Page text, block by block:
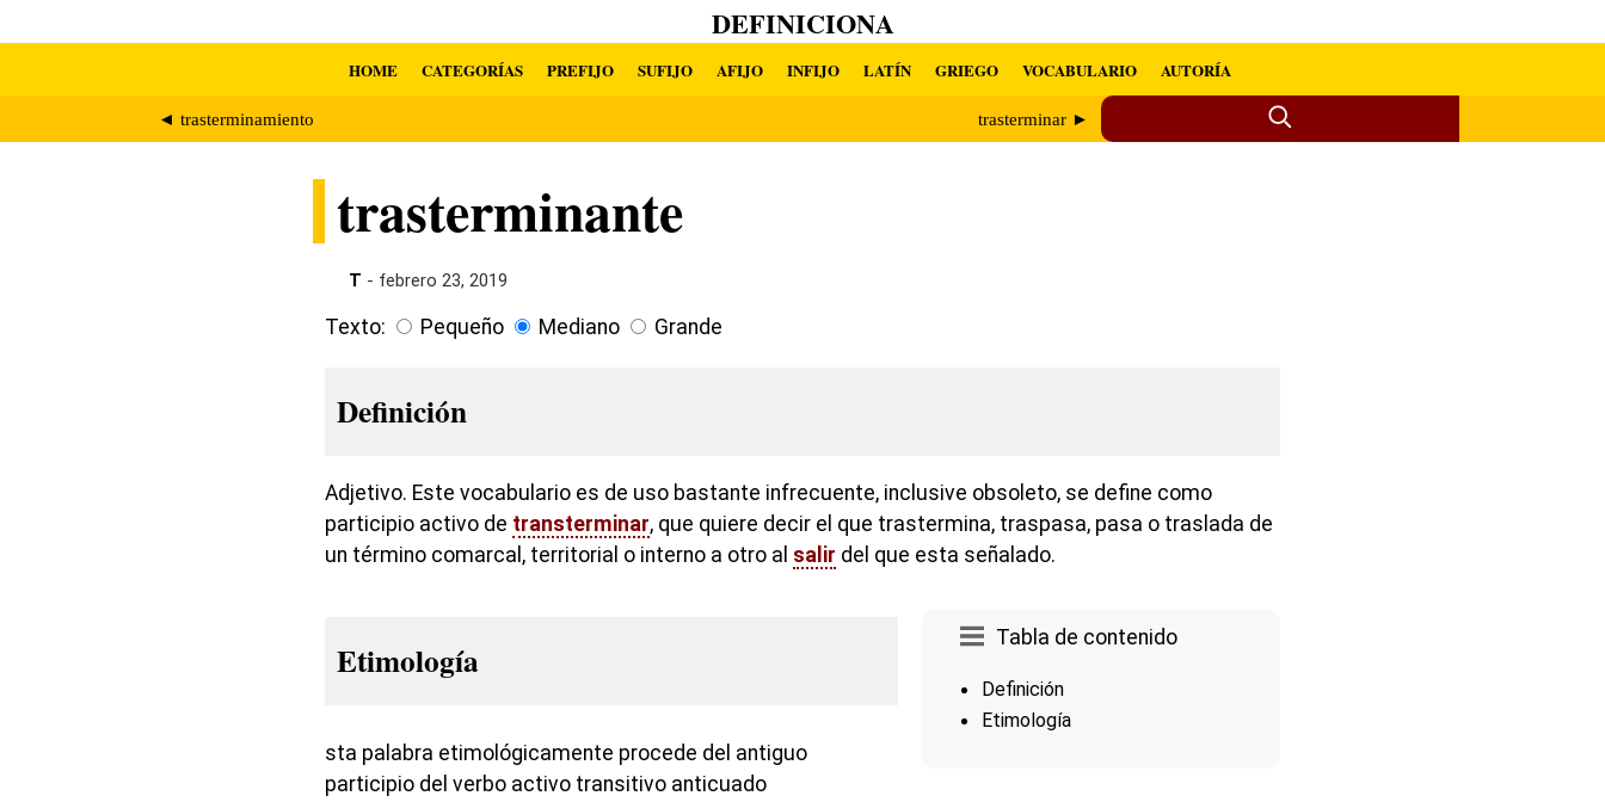
DEFINICIONA
HOME CATEGORÍAS PREFIJO SUFIJO AFIJO INFIJO LATÍN GRIEGO VOCABULARIO AUTORÍA
◄ trasterminamiento trasterminar ►
trasterminante
T - febrero 23, 2019
Texto: Pequeño Mediano Grande
Definición
Adjetivo. Este vocabulario es de uso bastante infrecuente, inclusive obsoleto, se define como
participio activo de transterminar, que quiere decir el que trastermina, traspasa, pasa o traslada de
un término comarcal, territorial o interno a otro al salir del que esta señalado.
Tabla de contenido
Definición
Etimología
Etimología
sta palabra etimológicamente procede del antiguo
participio del verbo activo transitivo anticuado